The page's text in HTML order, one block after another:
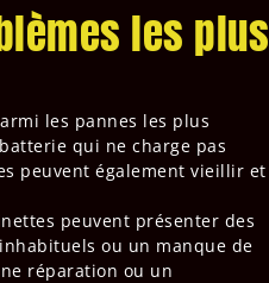
les plus
les pannes les plus
qui ne charge pas
peuvent également vieillir et
peuvent présenter des
ou un manque de
réparation ou un